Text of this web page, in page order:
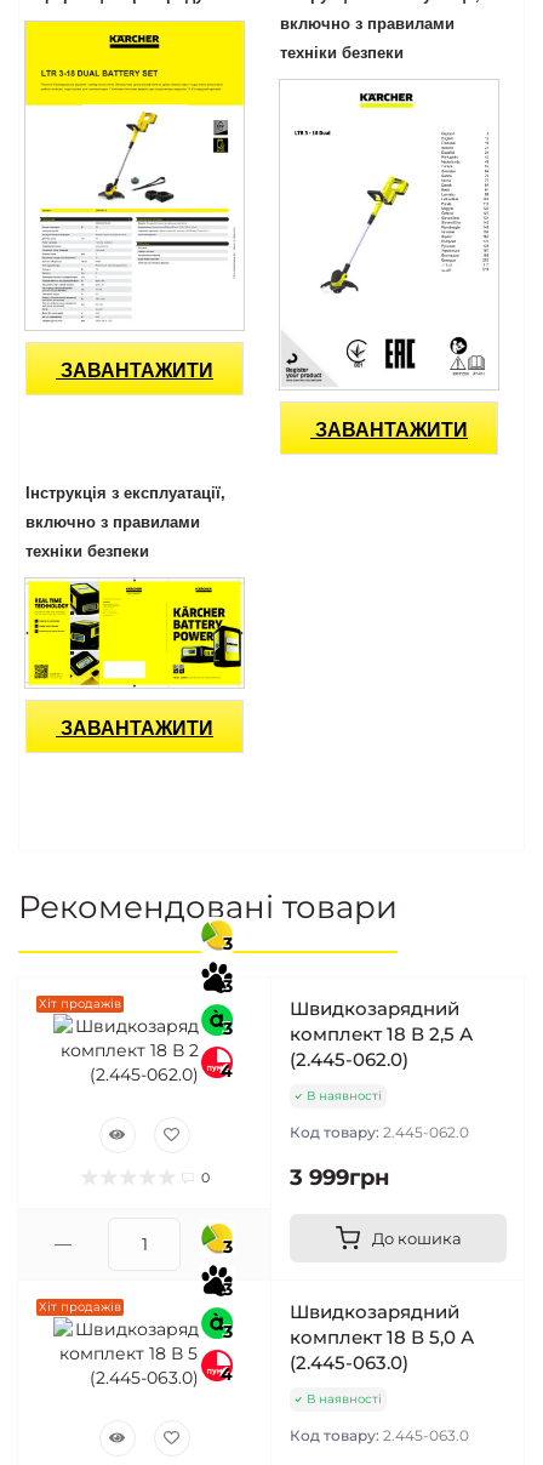
ЗАВАНТАЖИТИ
включно з правилами
техніки безпеки
ЗАВАНТАЖИТИ
Інструкція з експлуатації,
включно з правилами
техніки безпеки
ЗАВАНТАЖИТИ
Рекомендовані товари
Хіт продажів
3
3
3
4
0
Швидкозарядний
комплект 18 В 2,5 А
(2.445-062.0)
В наявності
Код товару: 2.445-062.0
3 999грн
До кошика
Хіт продажів
3
3
3
4
Швидкозарядний
комплект 18 В 5,0 А
(2.445-063.0)
В наявності
Код товару: 2.445-063.0